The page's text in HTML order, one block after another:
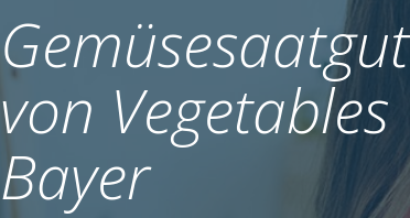
Gemüsesaatgut
von Vegetables
Bayer